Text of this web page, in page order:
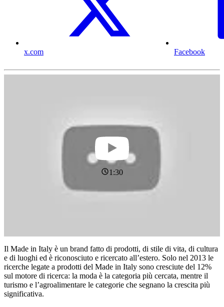
x.com Facebook
1:30
Il Made in Italy è un brand fatto di prodotti, di stile di vita, di cultura
e di luoghi ed è riconosciuto e ricercato all’estero. Solo nel 2013 le
ricerche legate a prodotti del Made in Italy sono cresciute del 12%
sul motore di ricerca: la moda è la categoria più cercata, mentre il
turismo e l’agroalimentare le categorie che segnano la crescita più
significativa.